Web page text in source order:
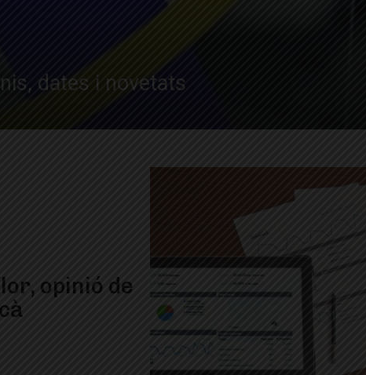
dates i novetats
opinió de